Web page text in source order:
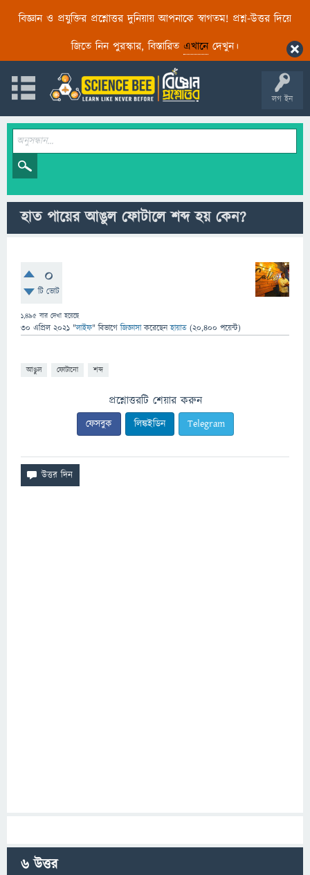
বিজ্ঞান ও প্রযুক্তির প্রশ্নোত্তর দুনিয়ায় আপনাকে স্বাগতম! প্রশ্ন-উত্তর দিয়ে
জিতে নিন পুরস্কার, বিস্তারিত এখানেদেখুন।
লগ ইন
হাত পায়ের আঙুল ফোটালে শব্দ হয় কেন?
0
টি ভোট
1,495 বার দেখা হয়েছে
30 এপ্রিল 2021 "লাইফ" বিভাগে জিজ্ঞাসাকরেছেনহায়াত (20,400 পয়েন্ট)
আঙুল ফোটানো শব্দ
প্রশ্নোত্তরটি শেয়ার করুন
ফেসবুক লিঙ্কইডিন Telegram
6উত্তর